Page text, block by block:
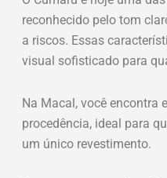
reconhecido pelo tom
a riscos. Essas
visual sofisticado para
Na Macal, você encontra
procedência, ideal para
um único revestimento.